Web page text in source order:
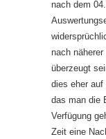
nach dem
nach
überzeugt
dies eher auf
das man die
Verfügung
Zeit eine